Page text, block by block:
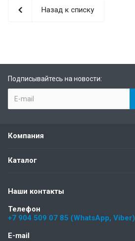
Назад к списку
Подписывайтесь на новости:
Компания
Каталог
Наши контакты
Телефон
+7 904 509 07 85 (WhatsApp, Viber)
E-mail